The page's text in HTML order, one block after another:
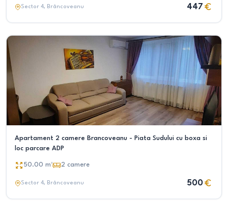
Sector 4, Brâncoveanu 447
Apartament 2 camere Brancoveanu - Piata Sudului cu boxa si
loc parcare ADP
50.00 m² 2 camere
Sector 4, Brâncoveanu 500